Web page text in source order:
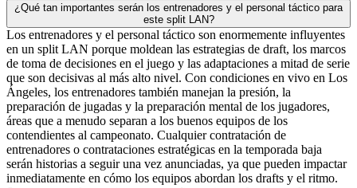
¿Qué tan importantes serán los entrenadores y el personal táctico para
este split LAN?
Los entrenadores y el personal táctico son enormemente influyentes
en un split LAN porque moldean las estrategias de draft, los marcos
de toma de decisiones en el juego y las adaptaciones a mitad de serie
que son decisivas al más alto nivel. Con condiciones en vivo en Los
Ángeles, los entrenadores también manejan la presión, la
preparación de jugadas y la preparación mental de los jugadores,
áreas que a menudo separan a los buenos equipos de los
contendientes al campeonato. Cualquier contratación de
entrenadores o contrataciones estratégicas en la temporada baja
serán historias a seguir una vez anunciadas, ya que pueden impactar
inmediatamente en cómo los equipos abordan los drafts y el ritmo.